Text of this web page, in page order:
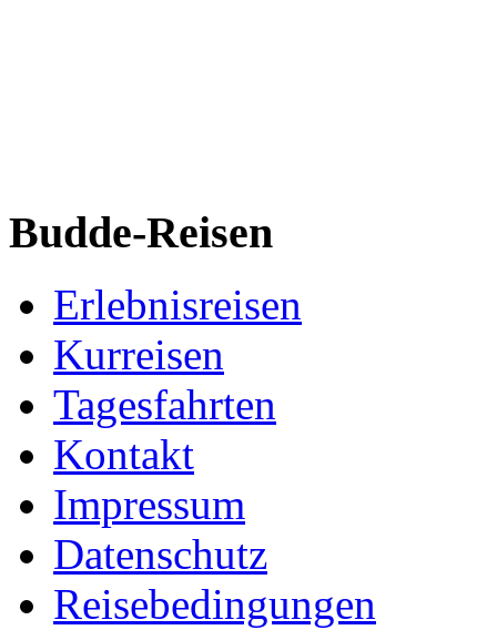
Budde-Reisen
Erlebnisreisen
Kurreisen
Tagesfahrten
Kontakt
Impressum
Datenschutz
Reisebedingungen